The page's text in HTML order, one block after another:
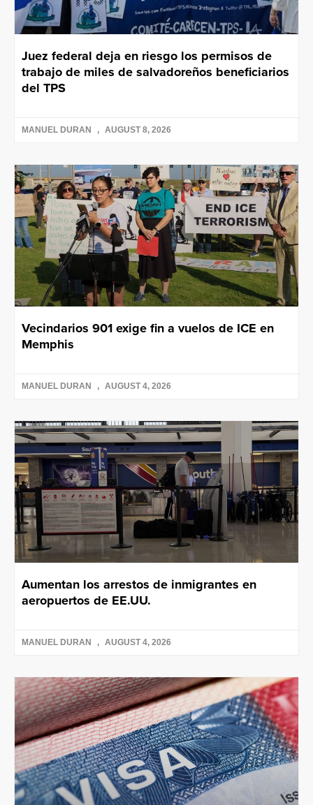
Juez federal deja en riesgo los permisos de
trabajo de miles de salvadoreños beneficiarios
del TPS
MANUEL DURAN AUGUST 8, 2026
Vecindarios 901 exige fin a vuelos de ICE en
Memphis
MANUEL DURAN AUGUST 4, 2026
Aumentan los arrestos de inmigrantes en
aeropuertos de EE.UU.
MANUEL DURAN AUGUST 4, 2026